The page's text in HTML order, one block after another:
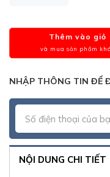
Thêm vào giỏ
và mua sản phẩm
NHẬP THÔNG TIN ĐỂ
NỘI DUNG CHI TIẾT